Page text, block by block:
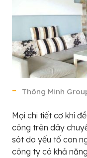
Thông Minh
Mọi chi tiết cơ khí
công trên dây
sót do yếu tố con
công ty có khả